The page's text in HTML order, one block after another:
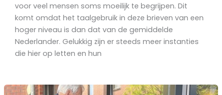
voor veel mensen soms moeilijk te begrijpen. Dit
komt omdat het taalgebruik in deze brieven van een
hoger niveau is dan dat van de gemiddelde
Nederlander. Gelukkig zijn er steeds meer instanties
die hier op letten en hun